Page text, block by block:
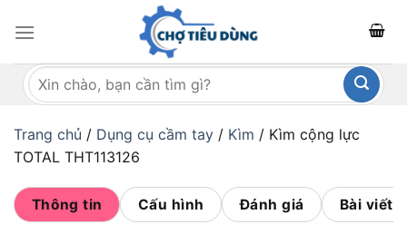
qua
dungTìm
kiếm:
Trang chủ / Dụng cụ cầm tay / Kìm / Kìm cộng lực
TOTAL THT113126
Thông tin Cấu hình Đánh giá Bài viết